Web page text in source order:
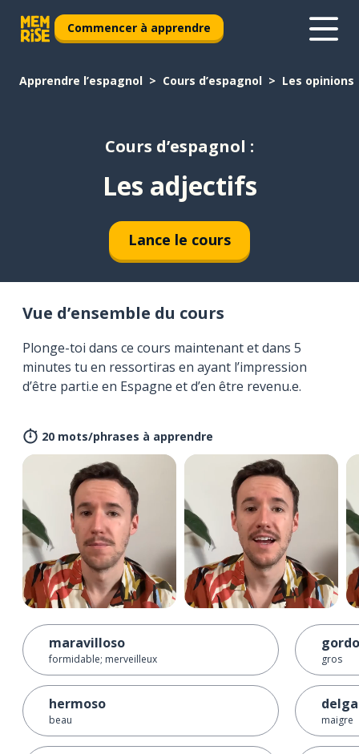
Commencer à apprendre
Apprendre l’espagnol Cours d’espagnol Les opinions
Cours d’espagnol :
Les adjectifs
Lance le cours
Vue d’ensemble du cours
Plonge-toi dans ce cours maintenant et dans 5
minutes tu en ressortiras en ayant l’impression
d’être parti.e en Espagne et d’en être revenu.e.
20 mots/phrases à apprendre
maravilloso
formidable; merveilleux
hermoso
beau
gordo
gros
maigre